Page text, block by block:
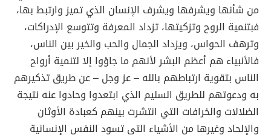
من شأنها ويشرفها ويشرف الإنسان الذي تميز وارتبط بها،
فبتنمية الروح وتزكيتها، تزداد المعرفة وتتوسع الإدراكات،
وترهف الحواس، ويزداد الجمال والحب والخير بين الناس،
فالأنبياء هم أعظم البشر لأنهم ما جاؤوا إلا لتنمية أرواح
الناس بتقوية ارتباطهم بالله – عز وجل – عن طريق تذكيرهم
به ودعوتهم للطريق السليم الذي ابتعدوا وحادوا عنه نتيجة
الضلالات والخرافات التي انتشرت بينهم كعبادة الأوثان
والإلحاد وغيرها من الأشياء التي تسود النفس الإنسانية